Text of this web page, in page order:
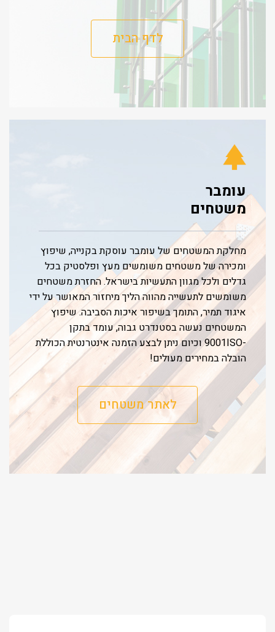
לדף הבית
עומבר
משטחים
מחלקת המשטחים של עומבר עוסקת בקנייה, שיפוץ
ומכירה של משטחים משומשים מעץ ופלסטיק בכל
גדלים ולכל מגוון התעשיות בישראל. החזרת משטחים
משומשים לתעשייה מהווה הליך מיחזור המאושר על ידי
איגוד תמיר, התומך בשיפור איכות הסביבה. שיפוץ
המשטחים נעשה בסטנדרט גבוה, עומד בתקן
-9001ISO וכיום ניתן לבצע הזמנה אינטרנטית הכוללת
הובלה במחירים מעולים!
לאתר משטחים